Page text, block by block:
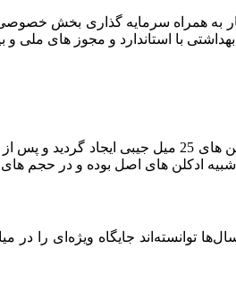
کیمیا در سال 1395 شمسی 2016 میلادی برای اولین
با استاندارد و مجوز های ملی و
میل گردید.
حجم های 25 و 30 و 100 میلی لیتر تولید شده اند.
توانسته‌اند جایگاه ویژه‌ای را